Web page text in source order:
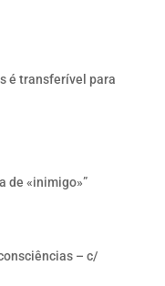
é transferível para
de «inimigo»”
– c/